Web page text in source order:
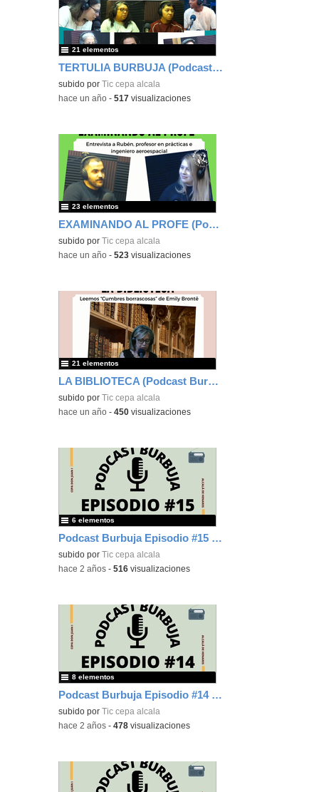
TERTULIA BURBUJA (Podcast Burbuja)
subido por Tic cepa alcala
21 elementos
-hace un año -517 visualizaciones
EXAMINANDO AL PROFE (Podcast Burbuja)
subido por Tic cepa alcala
23 elementos
-hace un año -523 visualizaciones
LA BIBLIOTECA (Podcast Burbuja)
subido por Tic cepa alcala
21 elementos
-hace un año -450 visualizaciones
Podcast Burbuja Episodio #15 (Lista)
subido por Tic cepa alcala
6 elementos
-hace 2 años -516 visualizaciones
Podcast Burbuja Episodio #14 (Lista)
subido por Tic cepa alcala
8 elementos
-hace 2 años -478 visualizaciones